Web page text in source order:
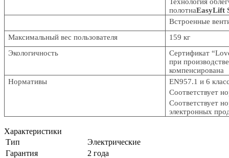
полотнаEasyLift
Встроенные
Максимальный вес пользователя
159 кг
Экологичность
Сертификат
при
компенсирована
Нормативы
EN957.1 и 6
Соответствует
Соответствует
электронных
Характеристики
Тип
Электрические
Гарантия
2 года